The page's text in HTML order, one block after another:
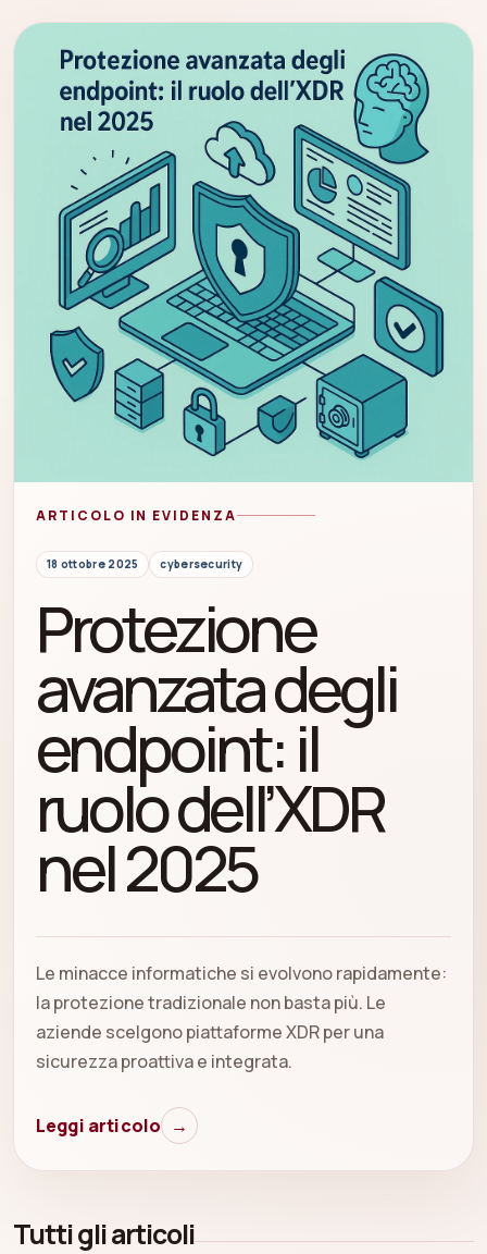
ARTICOLO IN EVIDENZA
18 ottobre 2025 cybersecurity
Protezione
avanzata degli
endpoint: il
ruolo dell’XDR
nel 2025
Le minacce informatiche si evolvono rapidamente:
la protezione tradizionale non basta più. Le
aziende scelgono piattaforme XDR per una
sicurezza proattiva e integrata.
Leggi articolo →
Tutti gli articoli